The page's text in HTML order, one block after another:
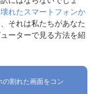
れたスマートフォンか
それは私たちがあなた
ーターで見る方法を紹
の割れた画面をコン